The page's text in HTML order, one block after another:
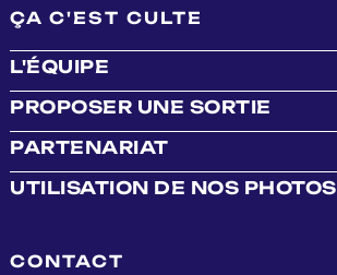
ÇA C'EST CULTE
L'ÉQUIPE
PROPOSER UNE SORTIE
PARTENARIAT
UTILISATION DE NOS PHOTOS
CONTACT